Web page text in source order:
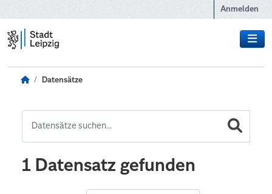
Anmelden
Datensätze
1 Datensatz gefunden